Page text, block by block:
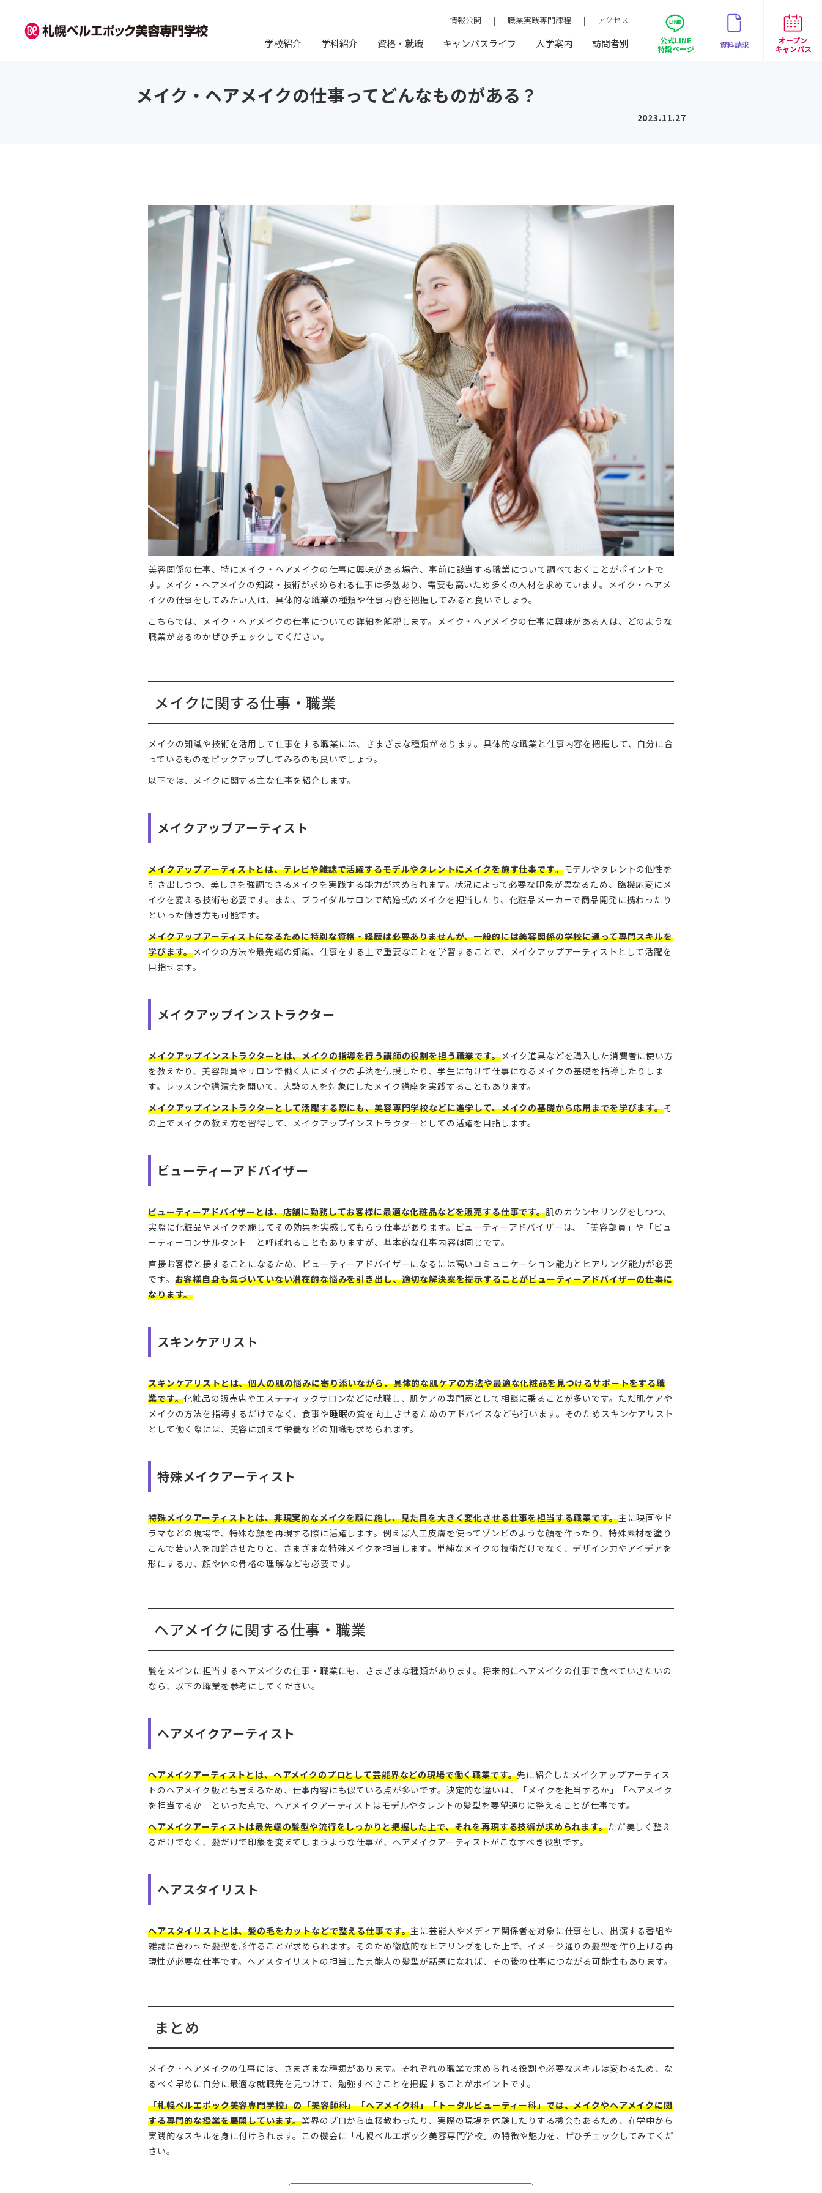
情報公開 | 職業実践専門課程 | アクセス
学校紹介
ベルエポックの学び 韓国プログラム
地域貢献
学科紹介
ヘアメイク科
トータルビューティ基礎科
なりたい職種から学科を探す
資格・就職
資格・就職
内定者紹介
資格取得サポート
キャンパスライフ
キャンパスライフ
ベルの年間学校行事
ひとり暮らし・生活サポー
ト
札幌ベルあるある
入学案内
2027年度 募集要項・入試
AO入試
訪問者別
高校1・2年生から始める進
留学生の方へ
高校教員の方へ
公式LINE
特設ページ
資料請求
オープン
キャンパス
オープンキャンパス
来校オープンキャンパス まるわかり相談会
出張オープンキャンパス＆
保護者説明会
WEB個別相談会
メイク・ヘアメイクの仕事ってどんなものがある？
2023.11.27
美容関係の仕事、特にメイク・ヘアメイクの仕事に興味がある場合、事前に該当する職業について調べておくことがポイントで
す。メイク・ヘアメイクの知識・技術が求められる仕事は多数あり、需要も高いため多くの人材を求めています。メイク・ヘアメ
イクの仕事をしてみたい人は、具体的な職業の種類や仕事内容を把握してみると良いでしょう。
こちらでは、メイク・ヘアメイクの仕事についての詳細を解説します。メイク・ヘアメイクの仕事に興味がある人は、どのような
職業があるのかぜひチェックしてください。
メイクに関する仕事・職業
メイクの知識や技術を活用して仕事をする職業には、さまざまな種類があります。具体的な職業と仕事内容を把握して、自分に合
っているものをピックアップしてみるのも良いでしょう。
以下では、メイクに関する主な仕事を紹介します。
メイクアップアーティスト
メイクアップアーティストとは、テレビや雑誌で活躍するモデルやタレントにメイクを施す仕事です。モデルやタレントの個性を
引き出しつつ、美しさを強調できるメイクを実践する能力が求められます。状況によって必要な印象が異なるため、臨機応変にメ
イクを変える技術も必要です。また、ブライダルサロンで結婚式のメイクを担当したり、化粧品メーカーで商品開発に携わったり
といった働き方も可能です。
メイクアップアーティストになるために特別な資格・経歴は必要ありませんが、一般的には美容関係の学校に通って専門スキルを
学びます。メイクの方法や最先端の知識、仕事をする上で重要なことを学習することで、メイクアップアーティストとして活躍を
目指せます。
メイクアップインストラクター
メイクアップインストラクターとは、メイクの指導を行う講師の役割を担う職業です。メイク道具などを購入した消費者に使い方
を教えたり、美容部員やサロンで働く人にメイクの手法を伝授したり、学生に向けて仕事になるメイクの基礎を指導したりしま
す。レッスンや講演会を開いて、大勢の人を対象にしたメイク講座を実践することもあります。
メイクアップインストラクターとして活躍する際にも、美容専門学校などに進学して、メイクの基礎から応用までを学びます。そ
の上でメイクの教え方を習得して、メイクアップインストラクターとしての活躍を目指します。
ビューティーアドバイザー
ビューティーアドバイザーとは、店舗に勤務してお客様に最適な化粧品などを販売する仕事です。肌のカウンセリングをしつつ、
実際に化粧品やメイクを施してその効果を実感してもらう仕事があります。ビューティーアドバイザーは、「美容部員」や「ビュ
ーティーコンサルタント」と呼ばれることもありますが、基本的な仕事内容は同じです。
直接お客様と接することになるため、ビューティーアドバイザーになるには高いコミュニケーション能力とヒアリング能力が必要
です。 お客様自身も気づいていない潜在的な悩みを引き出し、適切な解決案を提示することがビューティーアドバイザーの仕事に
なります。
スキンケアリスト
スキンケアリストとは、個人の肌の悩みに寄り添いながら、具体的な肌ケアの方法や最適な化粧品を見つけるサポートをする職
業です。化粧品の販売店やエステティックサロンなどに就職し、肌ケアの専門家として相談に乗ることが多いです。ただ肌ケアや
メイクの方法を指導するだけでなく、食事や睡眠の質を向上させるためのアドバイスなども行います。そのためスキンケアリスト
として働く際には、美容に加えて栄養などの知識も求められます。
特殊メイクアーティスト
特殊メイクアーティストとは、非現実的なメイクを顔に施し、見た目を大きく変化させる仕事を担当する職業です。主に映画やド
ラマなどの現場で、特殊な顔を再現する際に活躍します。例えば人工皮膚を使ってゾンビのような顔を作ったり、特殊素材を塗り
こんで若い人を加齢させたりと、さまざまな特殊メイクを担当します。単純なメイクの技術だけでなく、デザイン力やアイデアを
形にする力、顔や体の骨格の理解なども必要です。
ヘアメイクに関する仕事・職業
髪をメインに担当するヘアメイクの仕事・職業にも、さまざまな種類があります。将来的にヘアメイクの仕事で食べていきたいの
なら、以下の職業を参考にしてください。
ヘアメイクアーティスト
ヘアメイクアーティストとは、ヘアメイクのプロとして芸能界などの現場で働く職業です。先に紹介したメイクアップアーティス
トのヘアメイク版とも言えるため、仕事内容にも似ている点が多いです。決定的な違いは、「メイクを担当するか」「ヘアメイク
を担当するか」といった点で、ヘアメイクアーティストはモデルやタレントの髪型を要望通りに整えることが仕事です。
ヘアメイクアーティストは最先端の髪型や流行をしっかりと把握した上で、それを再現する技術が求められます。ただ美しく整え
るだけでなく、髪だけで印象を変えてしまうような仕事が、ヘアメイクアーティストがこなすべき役割です。
ヘアスタイリスト
ヘアスタイリストとは、髪の毛をカットなどで整える仕事です。主に芸能人やメディア関係者を対象に仕事をし、出演する番組や
雑誌に合わせた髪型を形作ることが求められます。そのため徹底的なヒアリングをした上で、イメージ通りの髪型を作り上げる再
現性が必要な仕事です。ヘアスタイリストの担当した芸能人の髪型が話題になれば、その後の仕事につながる可能性もあります。
まとめ
メイク・ヘアメイクの仕事には、さまざまな種類があります。それぞれの職業で求められる役割や必要なスキルは変わるため、な
るべく早めに自分に最適な就職先を見つけて、勉強すべきことを把握することがポイントです。
「札幌ベルエポック美容専門学校」の「美容師科」「ヘアメイク科」「トータルビューティー科」では、メイクやヘアメイクに関
する専門的な授業を展開しています。業界のプロから直接教わったり、実際の現場を体験したりする機会もあるため、在学中から
実践的なスキルを身に付けられます。この機会に「札幌ベルエポック美容専門学校」の特徴や魅力を、ぜひチェックしてみてくだ
さい。